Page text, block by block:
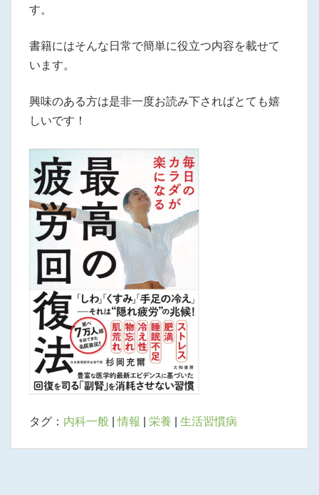
す。
書籍にはそんな日常で簡単に役立つ内容を載せて
います。
興味のある方は是非一度お読み下さればとても嬉
しいです！
タグ： 内科一般 |情報 栄養 生活習慣病